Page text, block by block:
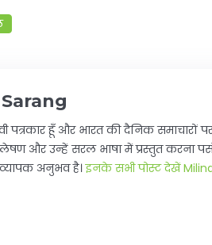
पत्रकार हूँ और भारत की दैनिक समाचारों
और उन्हें सरल भाषा में प्रस्तुत करना
व्यापक अनुभव है।इनके सभी पोस्ट देखें